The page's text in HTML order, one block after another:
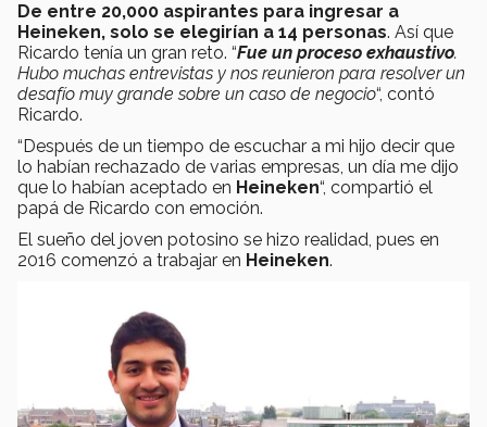
De entre 20,000 aspirantes para ingresar a
Heineken, solo se elegirían a 14 personas. Así que
Ricardo tenía un gran reto. “Fue un proceso exhaustivo.
Hubo muchas entrevistas y nos reunieron para resolver un
desafío muy grande sobre un caso de negocio“, contó
Ricardo.
“Después de un tiempo de escuchar a mi hijo decir que
lo habían rechazado de varias empresas, un día me dijo
que lo habían aceptado en Heineken“, compartió el
papá de Ricardo con emoción.
El sueño del joven potosino se hizo realidad, pues en
2016 comenzó a trabajar en Heineken.